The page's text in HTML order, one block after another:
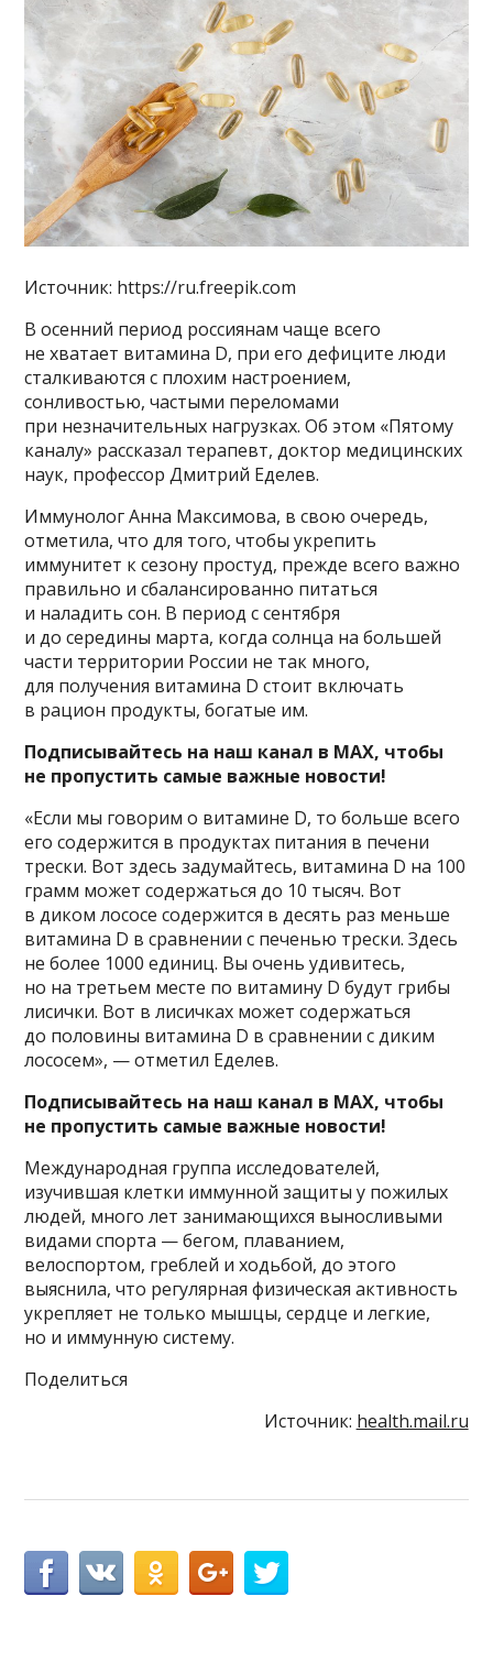
Источник: https://ru.freepik.com
В осенний период россиянам чаще всего
не хватает витамина D, при его дефиците люди
сталкиваются с плохим настроением,
сонливостью, частыми переломами
при незначительных нагрузках. Об этом «Пятому
каналу» рассказал терапевт, доктор медицинских
наук, профессор Дмитрий Еделев.
Иммунолог Анна Максимова, в свою очередь,
отметила, что для того, чтобы укрепить
иммунитет к сезону простуд, прежде всего важно
правильно и сбалансированно питаться
и наладить сон. В период с сентября
и до середины марта, когда солнца на большей
части территории России не так много,
для получения витамина D стоит включать
в рацион продукты, богатые им.
Подписывайтесь на наш канал в MAX, чтобы
не пропустить самые важные новости!
«Если мы говорим о витамине D, то больше всего
его содержится в продуктах питания в печени
трески. Вот здесь задумайтесь, витамина D на 100
грамм может содержаться до 10 тысяч. Вот
в диком лососе содержится в десять раз меньше
витамина D в сравнении с печенью трески. Здесь
не более 1000 единиц. Вы очень удивитесь,
но на третьем месте по витамину D будут грибы
лисички. Вот в лисичках может содержаться
до половины витамина D в сравнении с диким
лососем», — отметил Еделев.
Подписывайтесь на наш канал в MAX, чтобы
не пропустить самые важные новости!
Международная группа исследователей,
изучившая клетки иммунной защиты у пожилых
людей, много лет занимающихся выносливыми
видами спорта — бегом, плаванием,
велоспортом, греблей и ходьбой, до этого
выяснила, что регулярная физическая активность
укрепляет не только мышцы, сердце и легкие,
но и иммунную систему.
Поделиться
Источник: health.mail.ru